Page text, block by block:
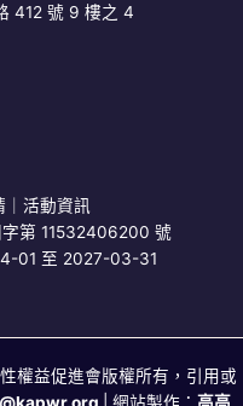
412 號 9 樓之 4
活動資訊
第 11532406200 號
01 至 2027-03-31
權益促進會版權所有，引用或
| 網站製作： 高高